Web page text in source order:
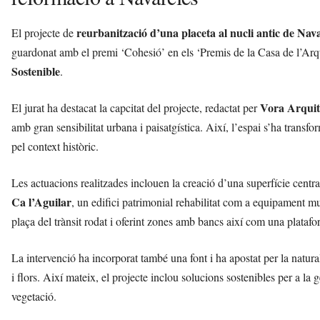
El projecte dereurbanització d’una placeta al nucli antic de
guardonat amb el premi ‘Cohesió’ en els ‘Premis de la Casa de
Sostenible.
El jurat ha destacat la capcitat del projecte, redactat perVora
amb gran sensibilitat urbana i paisatgística. Així, l’espai s’ha
pel context històric.
Les actuacions realitzades inclouen la creació d’una superfície
Ca l’Aguilar, un edifici patrimonial rehabilitat com a equipament
plaça del trànsit rodat i oferint zones amb bancs així com una
La intervenció ha incorporat també una font i ha apostat per la
i flors. Així mateix, el projecte inclou solucions sostenibles per a la
vegetació.